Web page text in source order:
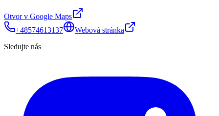
Otvor v Google Maps
+48574613137
Webová stránka
Sledujte nás